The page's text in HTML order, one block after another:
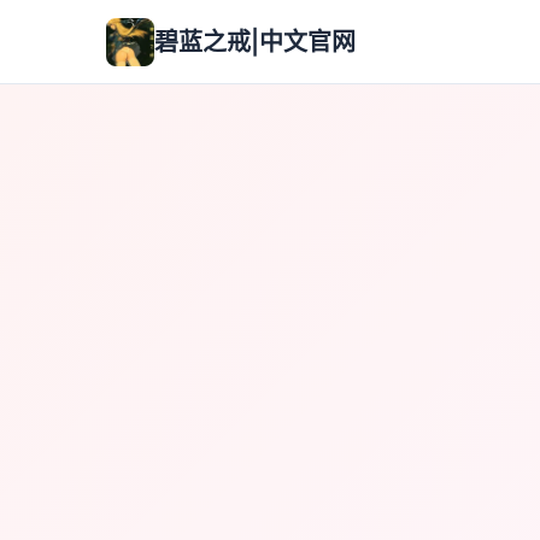
碧蓝之戒|中文官网